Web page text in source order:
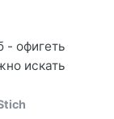
- офигеть
искать